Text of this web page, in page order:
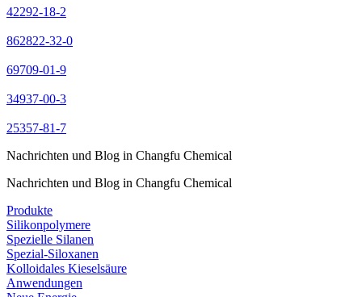
42292-18-2
862822-32-0
69709-01-9
34937-00-3
25357-81-7
Nachrichten und Blog in Changfu Chemical
Nachrichten und Blog in Changfu Chemical
Produkte
Silikonpolymere
Spezielle Silanen
Spezial-Siloxanen
Kolloidales Kieselsäure
Anwendungen